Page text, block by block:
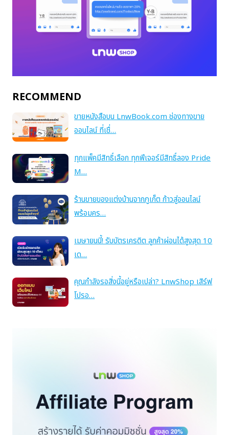
RECOMMEND
ขายหนังสือบน LnwBook.com ช่องทางขาย
ออนไลน์ ที่เชื่…
ทุกแพ็คมีสิทธิ์เลือก ทุกฟีเจอร์มีสิทธิ์ลอง Pride
M…
ร้านขายของแต่งบ้านจากภูเก็ต ก้าวสู่ออนไลน์
พร้อมคร…
เมษายนนี้! รับบัตรเครดิต ลูกค้าผ่อนได้สูงสุด 10
เด…
คุณกำลังรอสิ่งนี้อยู่หรือเปล่า? LnwShop เสิร์ฟ
โปรอ…